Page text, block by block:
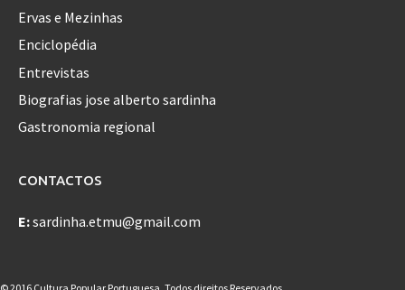
Ervas e Mezinhas
Enciclopédia
Entrevistas
Biografias jose alberto sardinha
Gastronomia regional
CONTACTOS
E:sardinha.etmu@gmail.com